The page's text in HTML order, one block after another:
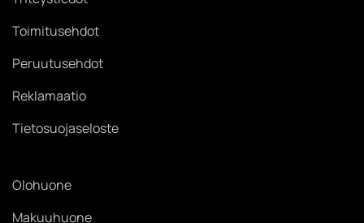
Toimitusehdot
Peruutusehdot
Reklamaatio
Tietosuojaseloste
Olohuone
Makuuhuone